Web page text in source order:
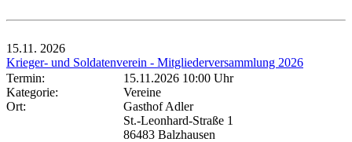
15.11. 2026
Krieger- und Soldatenverein - Mitgliederversammlung 2026
Termin:
15.11.2026 10:00 Uhr
Kategorie:
Vereine
Ort:
Gasthof Adler
St.-Leonhard-Straße 1
86483 Balzhausen